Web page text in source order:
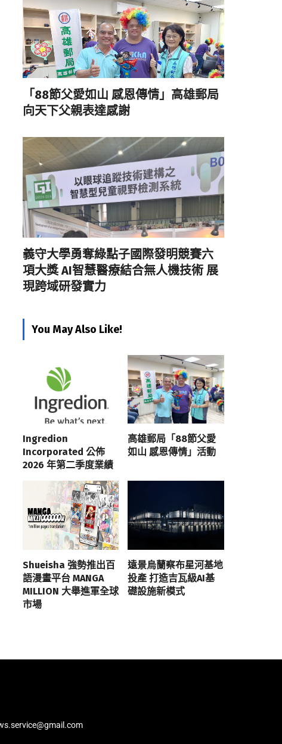
「88節父愛如山 感恩傳情」高雄郵局
向天下父親表達感謝
義守大學勇奪綠點子國際發明競賽六
項大獎 AI智慧醫療結合無人機技術 展
現跨域研發實力
You May Also Like!
Ingredion
Incorporated 公佈
2026 年第二季度業績
高雄郵局「88節父愛
如山 感恩傳情」活動
Shueisha 強勢推出百
語漫畫平台 MANGA
MILLION 大舉進軍全球
市場
遠景烏蘭察布星河基地
投產 打造吉瓦級AI基
礎設施新模式